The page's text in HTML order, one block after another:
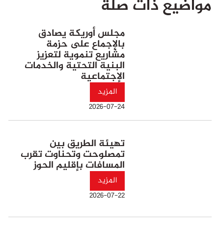
مواضيع ذات صلة
مجلس أوريكة يصادق
بالإجماع على حزمة
مشاريع تنموية لتعزيز
البنية التحتية والخدمات
الإجتماعية
المزيد
2026-07-24
تهيئة الطريق بين
تمصلوحت وتحناوت تقرب
المسافات بإقليم الحوز
المزيد
2026-07-22